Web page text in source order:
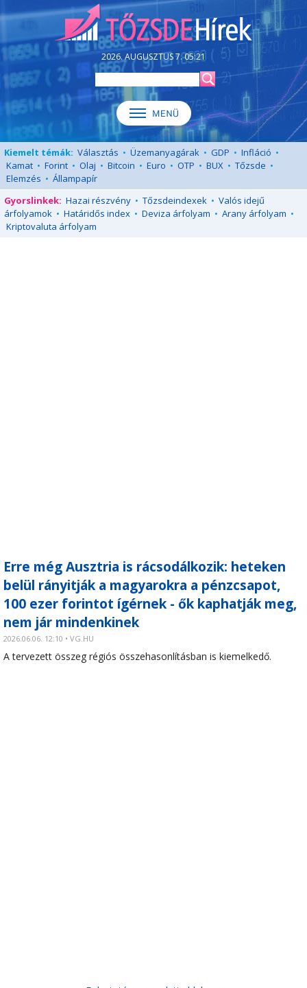
2026. AUGUSZTUS 7. 05:21
Kiemelt témák: Választás • Üzemanyagárak • GDP • Infláció •
Kamat • Forint • Olaj • Bitcoin • Euro • OTP • BUX • Tőzsde •
Elemzés • Állampapír
Gyorslinkek: Hazai részvény • Tőzsdeindexek • Valós idejű
árfolyamok • Határidős index • Deviza árfolyam • Arany árfolyam •
Kriptovaluta árfolyam
Erre még Ausztria is rácsodálkozik: heteken
belül rányitják a magyarokra a pénzcsapot,
100 ezer forintot ígérnek - ők kaphatják meg,
nem jár mindenkinek
2026.06.06. 12:10 • VG.HU
A tervezett összeg régiós összehasonlításban is kiemelkedő.